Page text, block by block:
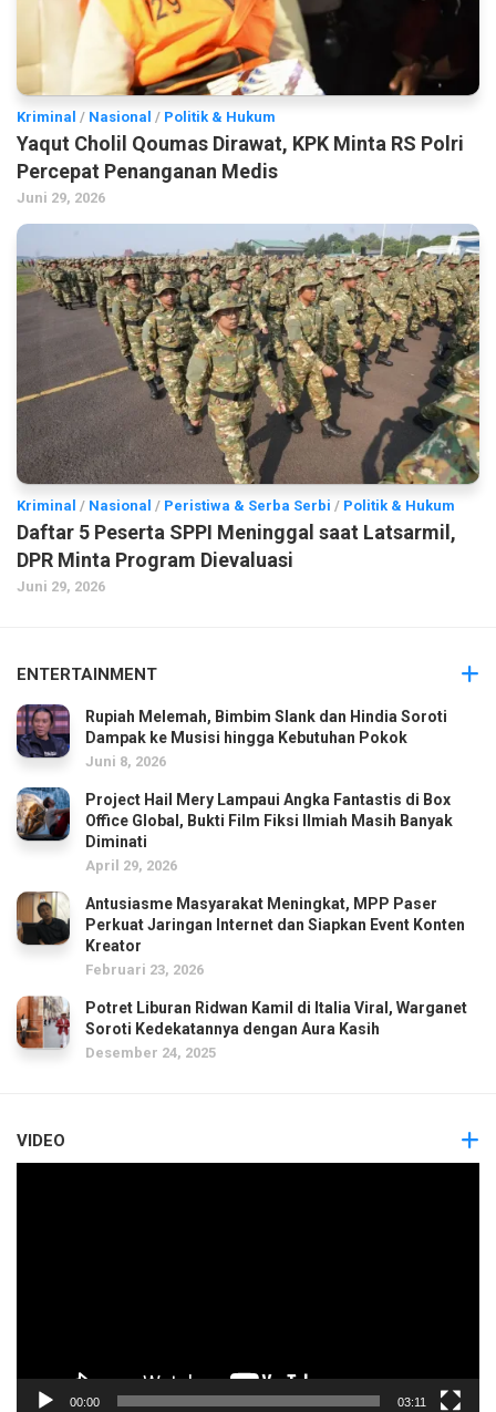
Kriminal / Nasional / Politik & Hukum
Yaqut Cholil Qoumas Dirawat, KPK Minta RS Polri
Percepat Penanganan Medis
Juni 29, 2026
Kriminal / Nasional / Peristiwa & Serba Serbi / Politik & Hukum
Daftar 5 Peserta SPPI Meninggal saat Latsarmil,
DPR Minta Program Dievaluasi
Juni 29, 2026
ENTERTAINMENT
Rupiah Melemah, Bimbim Slank dan Hindia Soroti
Dampak ke Musisi hingga Kebutuhan Pokok
Juni 8, 2026
Project Hail Mery Lampaui Angka Fantastis di Box
Office Global, Bukti Film Fiksi Ilmiah Masih Banyak
Diminati
April 29, 2026
Antusiasme Masyarakat Meningkat, MPP Paser
Perkuat Jaringan Internet dan Siapkan Event Konten
Kreator
Februari 23, 2026
Potret Liburan Ridwan Kamil di Italia Viral, Warganet
Soroti Kedekatannya dengan Aura Kasih
Desember 24, 2025
VIDEO
00:00 03:11